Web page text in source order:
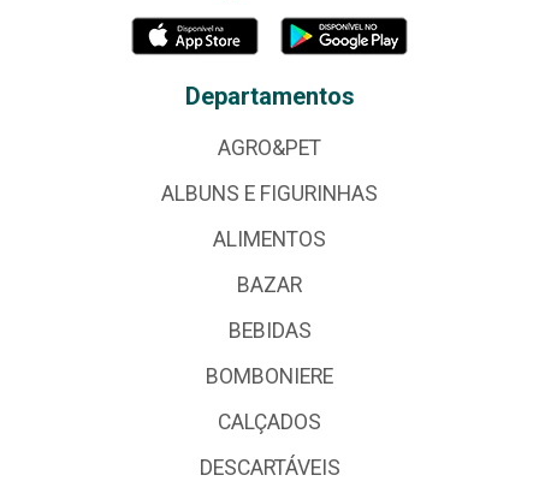
Departamentos
AGRO&PET
ALBUNS E FIGURINHAS
ALIMENTOS
BAZAR
BEBIDAS
BOMBONIERE
CALÇADOS
DESCARTÁVEIS